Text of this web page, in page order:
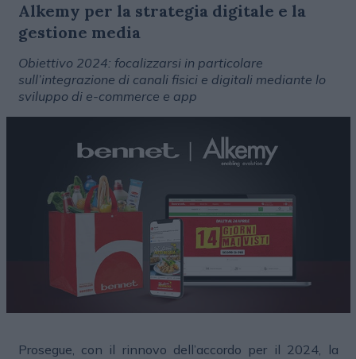
Alkemy per la strategia digitale e la
gestione media
Obiettivo 2024: focalizzarsi in particolare
sull’integrazione di canali fisici e digitali mediante lo
sviluppo di e-commerce e app
Prosegue, con il rinnovo dell’accordo per il 2024, la